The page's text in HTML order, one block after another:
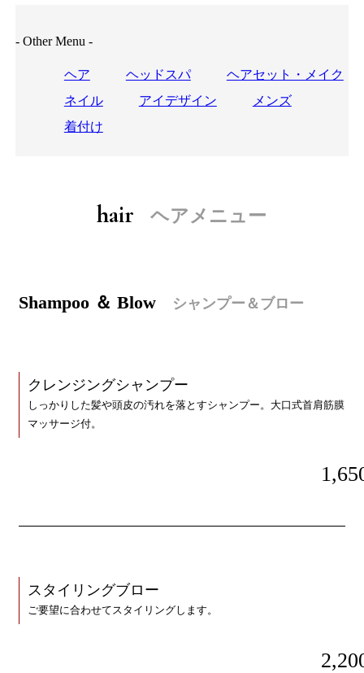
- Other Menu -
ヘア ヘッドスパ
ヘアセット・メイク
ネイル
アイデザイン
メンズ
着付け
hair ヘアメニュー
Shampoo ＆ Blow シャンプー＆ブロー
クレンジングシャンプー
しっかりした髪や頭皮の汚れを落とすシャンプー。大口式首肩筋膜
マッサージ付。
スタイリングブロー
ご要望に合わせてスタイリングします。